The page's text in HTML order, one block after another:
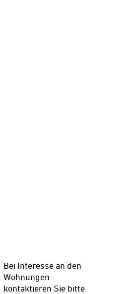
Bei Interesse an den
Wohnungen
kontaktieren Sie bitte